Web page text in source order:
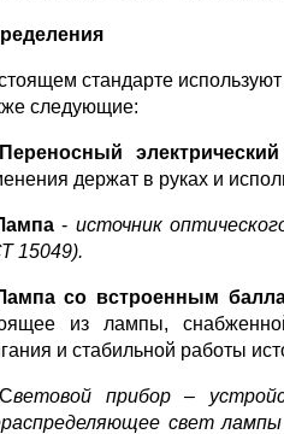
стандарте
следующие:
Переносный
держат в руках и
- источник
15049).
со встроенным
из лампы,
и стабильной работы
ветовой прибор–
свет